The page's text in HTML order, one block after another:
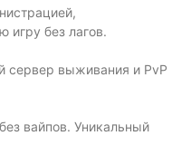
игру без лагов.
сервер выживания и PvP
вайпов. Уникальный